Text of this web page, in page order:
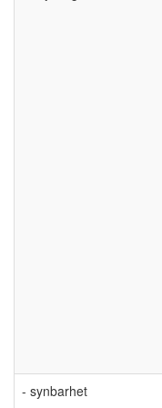
- synbarhet